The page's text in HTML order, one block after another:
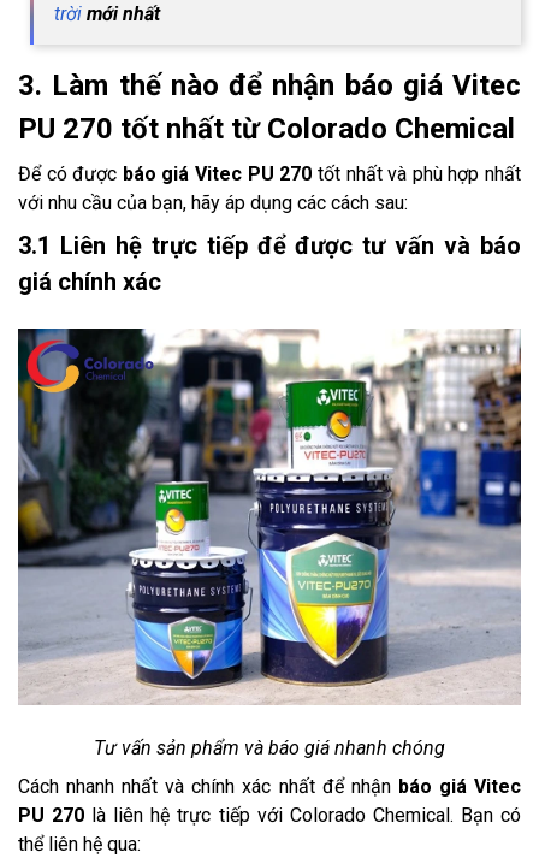
trời mới nhất
3. Làm thế nào để nhận báo giá Vitec
PU 270 tốt nhất từ Colorado Chemical
Để có được báo giá Vitec PU 270 tốt nhất và phù hợp nhất
với nhu cầu của bạn, hãy áp dụng các cách sau:
3.1 Liên hệ trực tiếp để được tư vấn và báo
giá chính xác
Tư vấn sản phẩm và báo giá nhanh chóng
Cách nhanh nhất và chính xác nhất để nhận báo giá Vitec
PU 270 là liên hệ trực tiếp với Colorado Chemical. Bạn có
thể liên hệ qua: